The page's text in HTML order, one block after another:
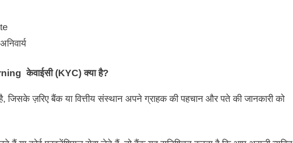
केवाईसी (KYC) क्या है?
ज़रिए बैंक या वित्तीय संस्थान अपने ग्राहक की पहचान और पते की जानकारी को